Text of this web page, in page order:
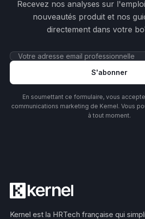
Recevez nos analyses sur
nouveautés produit et nos
directement dans votre
S'abonner
En soumettant ce formulaire, vous
communications marketing de Kernel. Vous
à tout moment.
Kernel est la HRTech française qui